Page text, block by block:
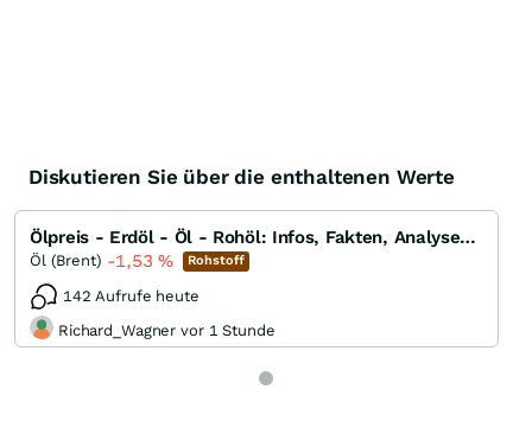
Diskutieren Sie über die enthaltenen Werte
Ölpreis - Erdöl - Öl - Rohöl: Infos, Fakten, Analysen, Charts und Ausblick
Öl (Brent) -1,53 % Rohstoff
142 Aufrufe heute
Richard_Wagner vor 1 Stunde